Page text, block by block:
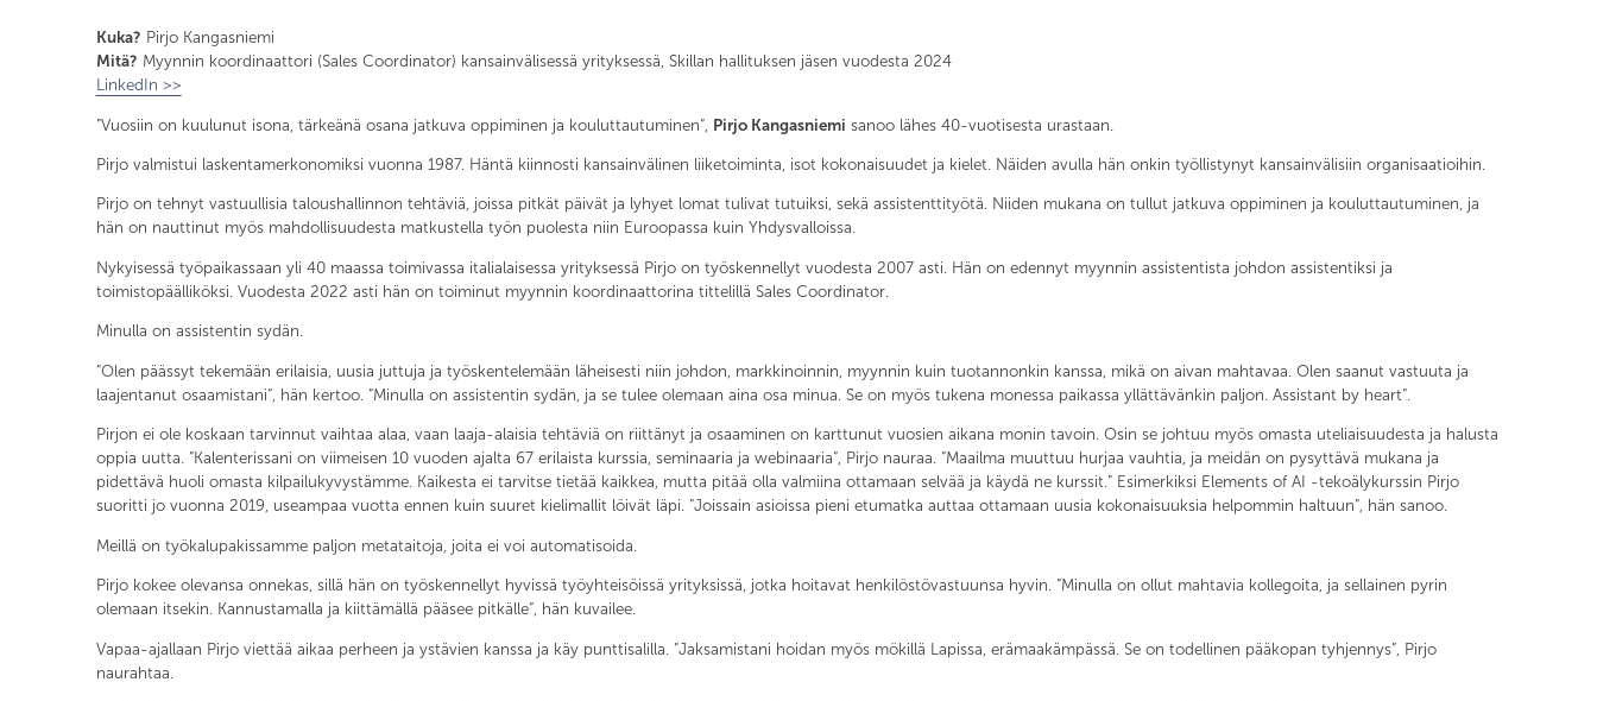
Kuka? Pirjo Kangasniemi
Mitä? Myynnin koordinaattori (Sales Coordinator) kansainvälisessä yrityksessä, Skillan hallituksen jäsen vuodesta 2024
LinkedIn >>
”Vuosiin on kuulunut isona, tärkeänä osana jatkuva oppiminen ja kouluttautuminen”, Pirjo Kangasniemi sanoo lähes 40-vuotisesta urastaan.
Pirjo valmistui laskentamerkonomiksi vuonna 1987. Häntä kiinnosti kansainvälinen liiketoiminta, isot kokonaisuudet ja kielet. Näiden avulla hän onkin työllistynyt kansainvälisiin organisaatioihin.
Pirjo on tehnyt vastuullisia taloushallinnon tehtäviä, joissa pitkät päivät ja lyhyet lomat tulivat tutuiksi, sekä assistenttityötä. Niiden mukana on tullut jatkuva oppiminen ja kouluttautuminen, ja
hän on nauttinut myös mahdollisuudesta matkustella työn puolesta niin Euroopassa kuin Yhdysvalloissa.
Nykyisessä työpaikassaan yli 40 maassa toimivassa italialaisessa yrityksessä Pirjo on työskennellyt vuodesta 2007 asti. Hän on edennyt myynnin assistentista johdon assistentiksi ja
toimistopäälliköksi. Vuodesta 2022 asti hän on toiminut myynnin koordinaattorina tittelillä Sales Coordinator.
Minulla on assistentin sydän.
”Olen päässyt tekemään erilaisia, uusia juttuja ja työskentelemään läheisesti niin johdon, markkinoinnin, myynnin kuin tuotannonkin kanssa, mikä on aivan mahtavaa. Olen saanut vastuuta ja
laajentanut osaamistani”, hän kertoo. ”Minulla on assistentin sydän, ja se tulee olemaan aina osa minua. Se on myös tukena monessa paikassa yllättävänkin paljon. Assistant by heart”.
Pirjon ei ole koskaan tarvinnut vaihtaa alaa, vaan laaja-alaisia tehtäviä on riittänyt ja osaaminen on karttunut vuosien aikana monin tavoin. Osin se johtuu myös omasta uteliaisuudesta ja halusta
oppia uutta. ”Kalenterissani on viimeisen 10 vuoden ajalta 67 erilaista kurssia, seminaaria ja webinaaria”, Pirjo nauraa. ”Maailma muuttuu hurjaa vauhtia, ja meidän on pysyttävä mukana ja
pidettävä huoli omasta kilpailukyvystämme. Kaikesta ei tarvitse tietää kaikkea, mutta pitää olla valmiina ottamaan selvää ja käydä ne kurssit.” Esimerkiksi Elements of AI -tekoälykurssin Pirjo
suoritti jo vuonna 2019, useampaa vuotta ennen kuin suuret kielimallit löivät läpi. ”Joissain asioissa pieni etumatka auttaa ottamaan uusia kokonaisuuksia helpommin haltuun”, hän sanoo.
Meillä on työkalupakissamme paljon metataitoja, joita ei voi automatisoida.
Pirjo kokee olevansa onnekas, sillä hän on työskennellyt hyvissä työyhteisöissä yrityksissä, jotka hoitavat henkilöstövastuunsa hyvin. ”Minulla on ollut mahtavia kollegoita, ja sellainen pyrin
olemaan itsekin. Kannustamalla ja kiittämällä pääsee pitkälle”, hän kuvailee.
Vapaa-ajallaan Pirjo viettää aikaa perheen ja ystävien kanssa ja käy punttisalilla. ”Jaksamistani hoidan myös mökillä Lapissa, erämaakämpässä. Se on todellinen pääkopan tyhjennys”, Pirjo
naurahtaa.